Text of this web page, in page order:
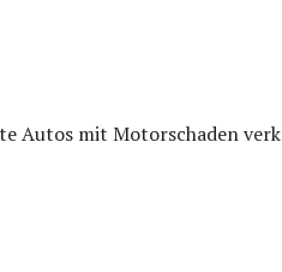
Autos mit Motorschaden